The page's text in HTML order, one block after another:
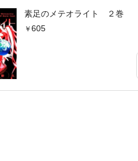
素足のメテオライト ２巻
605